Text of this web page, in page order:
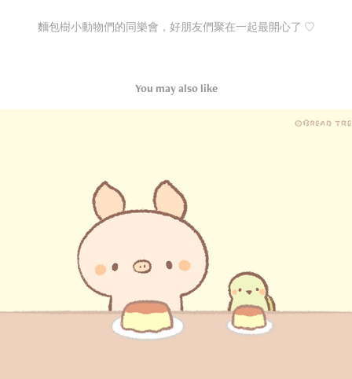
麵包樹小動物們的同樂會，好朋友們聚在一起最開心了 ♡
You may also like
幸福日常 ♪